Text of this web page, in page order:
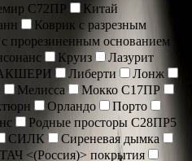
С72ПР
Китай
Коврик c разрезным
прорезиненным основанием
Круиз
Лазурит
Либерти
Лонж
Мелисса
Мокко С17ПР
Орландо
Порто
Родные просторы С28ПР5
СИЛК
Сиреневая дымка
ТАЧ <(Россия)> покрытия